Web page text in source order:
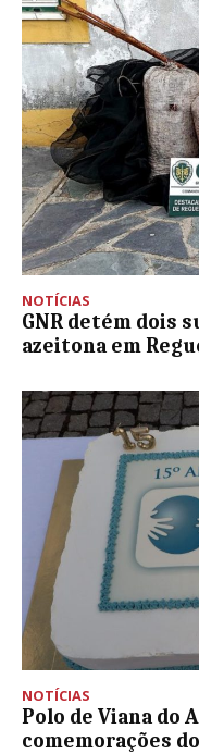
NOTÍCIAS
GNR detém dois
azeitona em
NOTÍCIAS
Polo de Viana do
comemorações